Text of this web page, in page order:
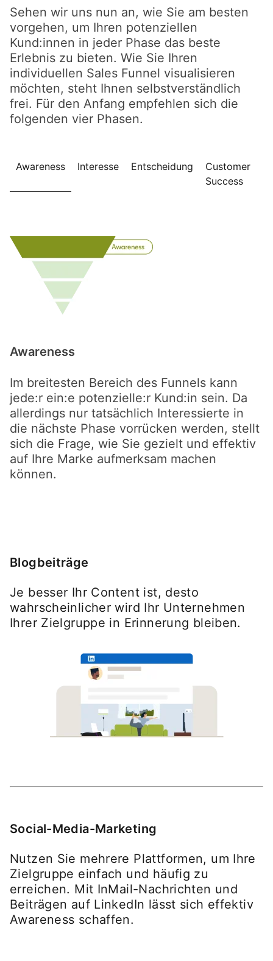
Sehen wir uns nun an, wie Sie am besten
vorgehen, um Ihren potenziellen
Kund:innen in jeder Phase das beste
Erlebnis zu bieten. Wie Sie Ihren
individuellen Sales Funnel visualisieren
möchten, steht Ihnen selbstverständlich
frei. Für den Anfang empfehlen sich die
folgenden vier Phasen.
Awareness Interesse Entscheidung
Customer
Success
Awareness
Im breitesten Bereich des Funnels kann
jede:r ein:e potenzielle:r Kund:in sein. Da
allerdings nur tatsächlich Interessierte in
die nächste Phase vorrücken werden, stellt
sich die Frage, wie Sie gezielt und effektiv
auf Ihre Marke aufmerksam machen
können.
Blogbeiträge
Je besser Ihr Content ist, desto
wahrscheinlicher wird Ihr Unternehmen
Ihrer Zielgruppe in Erinnerung bleiben.
Social-Media-Marketing
Nutzen Sie mehrere Plattformen, um Ihre
Zielgruppe einfach und häufig zu
erreichen. Mit InMail-Nachrichten und
Beiträgen auf LinkedIn lässt sich effektiv
Awareness schaffen.